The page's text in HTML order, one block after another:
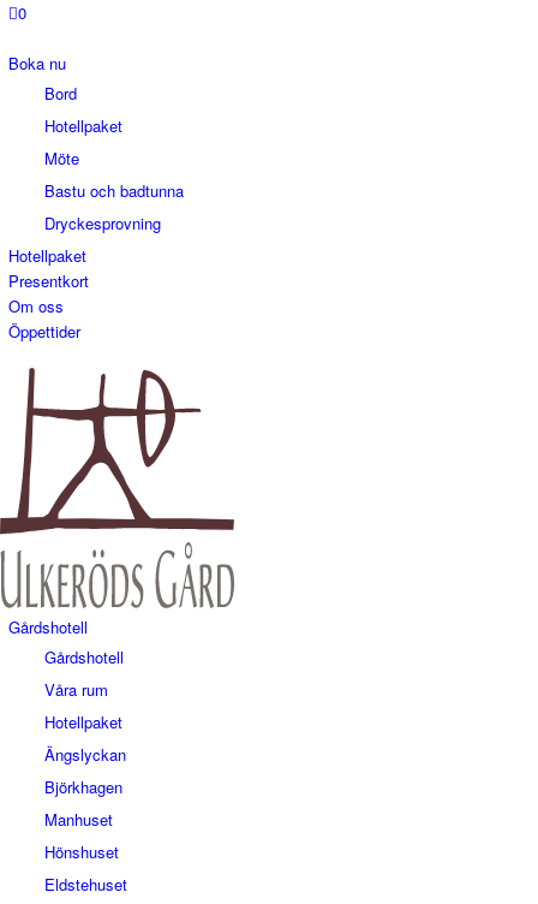
0
Boka nu
Bord
Hotellpaket
Möte
Bastu och badtunna
Dryckesprovning
Hotellpaket
Presentkort
Om oss
Öppettider
Gårdshotell
Gårdshotell
Våra rum
Hotellpaket
Ängslyckan
Björkhagen
Manhuset
Hönshuset
Eldstehuset